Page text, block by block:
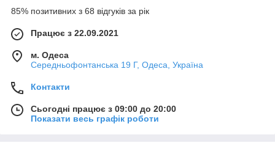
85% позитивних з 68 відгуків за рік
Працює з 22.09.2021
м. Одеса
Середньофонтанська 19 Г, Одеса, Україна
Контакти
Сьогодні працює з 09:00 до 20:00
Показати весь графік роботи